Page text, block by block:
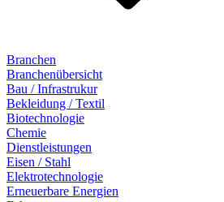
Branchen
Branchenübersicht
Bau / Infrastrukur
Bekleidung / Textil
Biotechnologie
Chemie
Dienstleistungen
Eisen / Stahl
Elektrotechnologie
Erneuerbare Energien